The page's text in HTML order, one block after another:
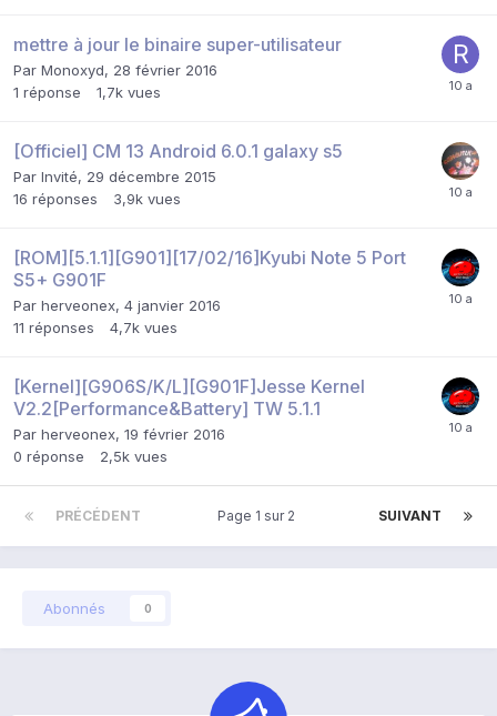
mettre à jour le binaire super-utilisateur
Par Monoxyd, 28 février 2016
1 réponse 1,7k vues
[Officiel] CM 13 Android 6.0.1 galaxy s5
Par Invité, 29 décembre 2015
16 réponses 3,9k vues
[ROM][5.1.1][G901][17/02/16]Kyubi Note 5 Port
S5+ G901F
Par herveonex, 4 janvier 2016
11 réponses 4,7k vues
[Kernel][G906S/K/L][G901F]Jesse Kernel
V2.2[Performance&Battery] TW 5.1.1
Par herveonex, 19 février 2016
0 réponse 2,5k vues
PRÉCÉDENT SUIVANT
Page 1 sur 2
Abonnés 0